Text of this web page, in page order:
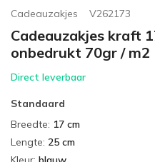
Cadeauzakjes V262173
Cadeauzakjes kraft
onbedrukt 70gr / m2
Direct leverbaar
Standaard
Breedte: 17 cm
Lengte: 25 cm